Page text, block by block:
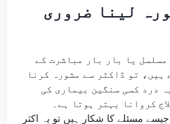
لینا ضروری
یا بار بار مباشرت کے
ہیں، تو ڈاکٹر سے مشورہ کرنا
درد کسی سنگین بیماری کی
کروانا بہتر ہوتا ہے۔
جیسے مسئلے کا شکار ہیں تو یہ اکثر